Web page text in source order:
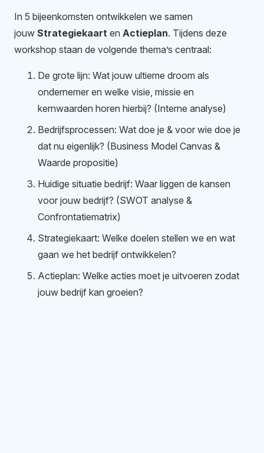
In 5 bijeenkomsten ontwikkelen we samen
jouw Strategiekaart en Actieplan. Tijdens deze
workshop staan de volgende thema’s centraal:
De grote lijn: Wat jouw ultieme droom als
ondernemer en welke visie, missie en
kernwaarden horen hierbij? (Interne analyse)
Bedrijfsprocessen: Wat doe je & voor wie doe je
dat nu eigenlijk? (Business Model Canvas &
Waarde propositie)
Huidige situatie bedrijf: Waar liggen de kansen
voor jouw bedrijf? (SWOT analyse &
Confrontatiematrix)
Strategiekaart: Welke doelen stellen we en wat
gaan we het bedrijf ontwikkelen?
Actieplan: Welke acties moet je uitvoeren zodat
jouw bedrijf kan groeien?